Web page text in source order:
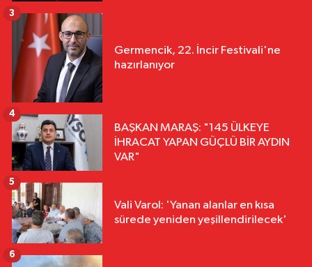
Germencik, 22. İncir Festivali'ne
hazırlanıyor
3
BAŞKAN MARAŞ: "145 ÜLKEYE
İHRACAT YAPAN GÜÇLÜ BİR AYDIN
VAR"
4
Vali Varol: 'Yanan alanlar en kısa
sürede yeniden yeşillendirilecek'
5
6